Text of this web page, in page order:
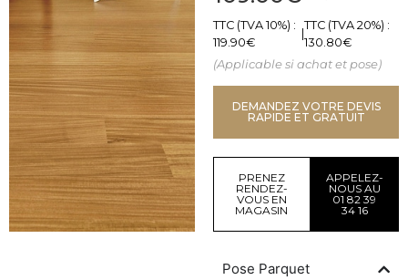
TTC (TVA 10%) :
119.90€
TTC (TVA 20%) :
130.80€
(Applicable si achat et pose)
DEMANDEZ VOTRE DEVIS
RAPIDE ET GRATUIT
PRENEZ
RENDEZ-
VOUS EN
MAGASIN
APPELEZ-
NOUS AU
01 82 39
34 16
Pose Parquet